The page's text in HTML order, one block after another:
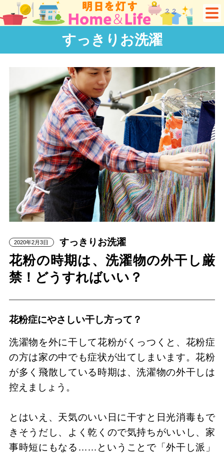
すっきりお洗濯
2020年2月3日 すっきりお洗濯
花粉の時期は、洗濯物の外干し厳
禁！どうすればいい？
花粉症にやさしい干し方って？
洗濯物を外に干して花粉がくっつくと、花粉症
の方は家の中でも症状が出てしまいます。花粉
が多く飛散している時期は、洗濯物の外干しは
控えましょう。
とはいえ、天気のいい日に干すと日光消毒もで
きそうだし、よく乾くので気持ちがいいし、家
事時短にもなる……ということで「外干し派」